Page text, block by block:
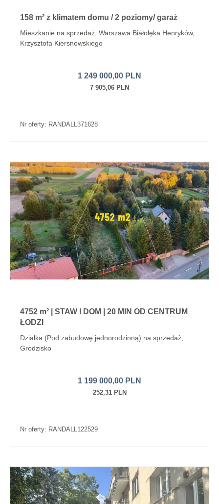
158 m² z klimatem domu / 2 poziomy/ garaż
Mieszkanie na sprzedaż, Warszawa Białołęka Henryków,
Krzysztofa Kiersnowskiego
1 249 000,00 PLN
7 905,06 PLN
Nr oferty: RANDALL371628
4752 m² | STAW I DOM | 20 MIN OD CENTRUM
ŁODZI
Działka (Pod zabudowę jednorodzinną) na sprzedaż,
Grodzisko
1 199 000,00 PLN
252,31 PLN
Nr oferty: RANDALL122529